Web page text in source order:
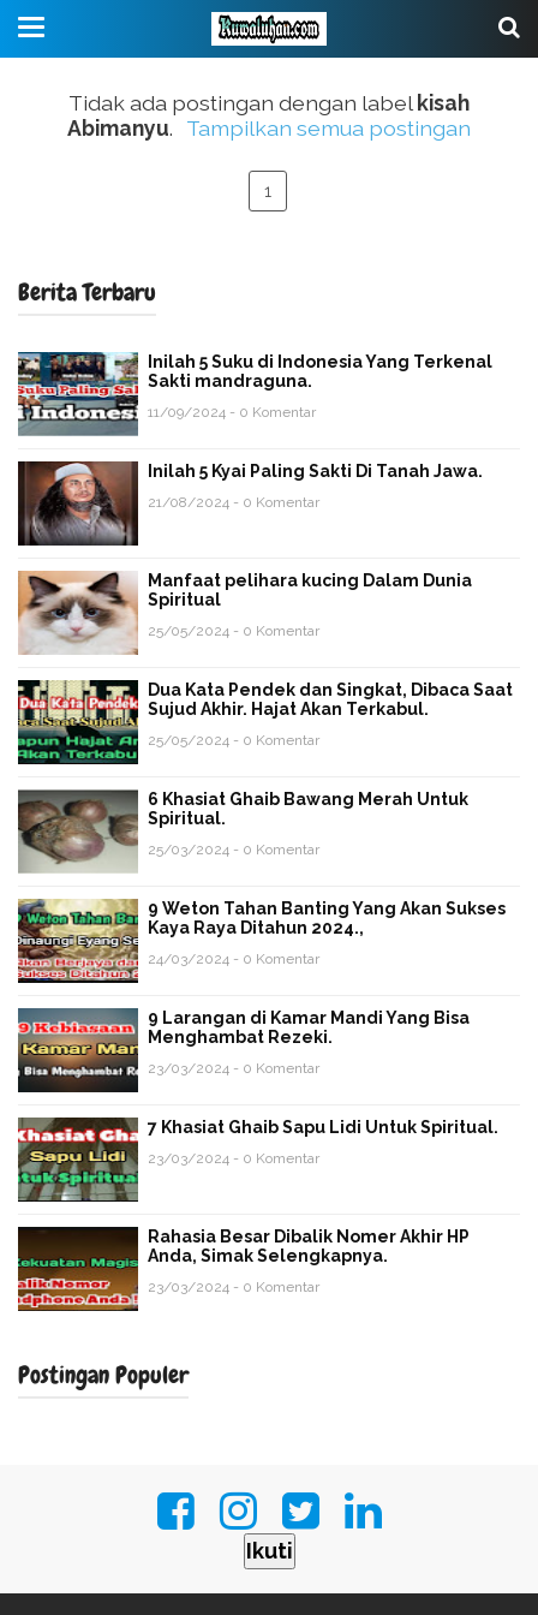
Tidak ada postingan dengan label kisah
Abimanyu. Tampilkan semua postingan
1
Berita Terbaru
Inilah 5 Suku di Indonesia Yang Terkenal
Sakti mandraguna.
11/09/2024 - 0 Komentar
Inilah 5 Kyai Paling Sakti Di Tanah Jawa.
21/08/2024 - 0 Komentar
Manfaat pelihara kucing Dalam Dunia
Spiritual
25/05/2024 - 0 Komentar
Dua Kata Pendek dan Singkat, Dibaca Saat
Sujud Akhir. Hajat Akan Terkabul.
25/05/2024 - 0 Komentar
6 Khasiat Ghaib Bawang Merah Untuk
Spiritual.
25/03/2024 - 0 Komentar
9 Weton Tahan Banting Yang Akan Sukses
Kaya Raya Ditahun 2024.,
24/03/2024 - 0 Komentar
9 Larangan di Kamar Mandi Yang Bisa
Menghambat Rezeki.
23/03/2024 - 0 Komentar
7 Khasiat Ghaib Sapu Lidi Untuk Spiritual.
23/03/2024 - 0 Komentar
Rahasia Besar Dibalik Nomer Akhir HP
Anda, Simak Selengkapnya.
23/03/2024 - 0 Komentar
Postingan Populer
Ikuti